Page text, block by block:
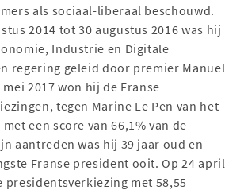
als sociaal-liberaal beschouwd.
2014 tot 30 augustus 2016 was hij
Industrie en Digitale
regering geleid door premier Manuel
mei 2017 won hij de Franse
tegen Marine Le Pen van het
een score van 66,1% van de
aantreden was hij 39 jaar oud en
Franse president ooit. Op 24 april
presidentsverkiezing met 58,55